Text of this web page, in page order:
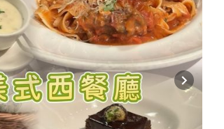
Next slide